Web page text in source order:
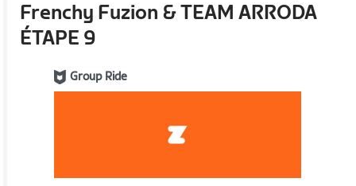
Frenchy Fuzion & TEAM ARRODA
ÉTAPE 9
Group Ride